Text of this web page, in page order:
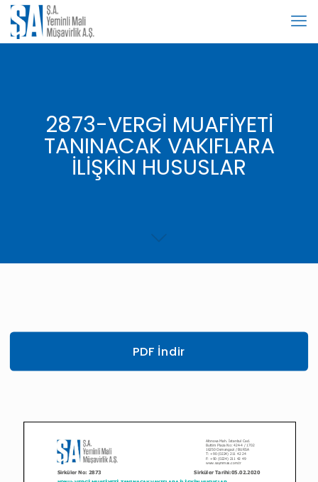
2873-VERGİ MUAFİYETİ
TANINACAK VAKIFLARA
İLİŞKİN HUSUSLAR
PDF İndir